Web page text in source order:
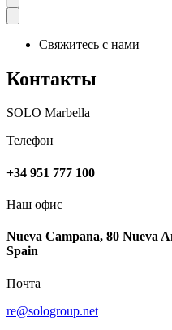
Свяжитесь с нами
Контакты
SOLO Marbella
Телефон
+34 951 777 100
Наш офис
Nueva Campana, 80 Nueva
Spain
Почта
re@sologroup.net